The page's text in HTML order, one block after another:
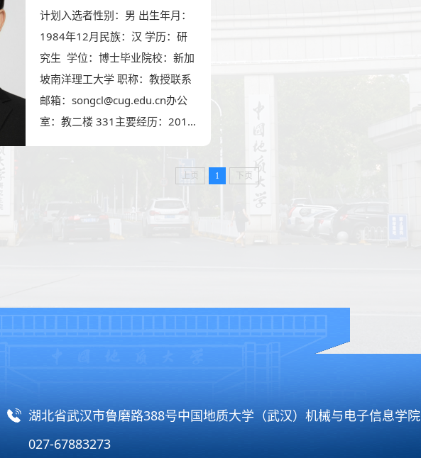
计划入选者性别：男 出生年月：
1984年12月民族：汉 学历：研
究生 学位：博士毕业院校：新加
坡南洋理工大学 职称：教授联系
邮箱：songcl@cug.edu.cn办公
室：教二楼 331主要经历：201…
上页 1 下页
湖北省武汉市鲁磨路388号中国地质大学（武汉）机械与电子信息学院
027-67883273